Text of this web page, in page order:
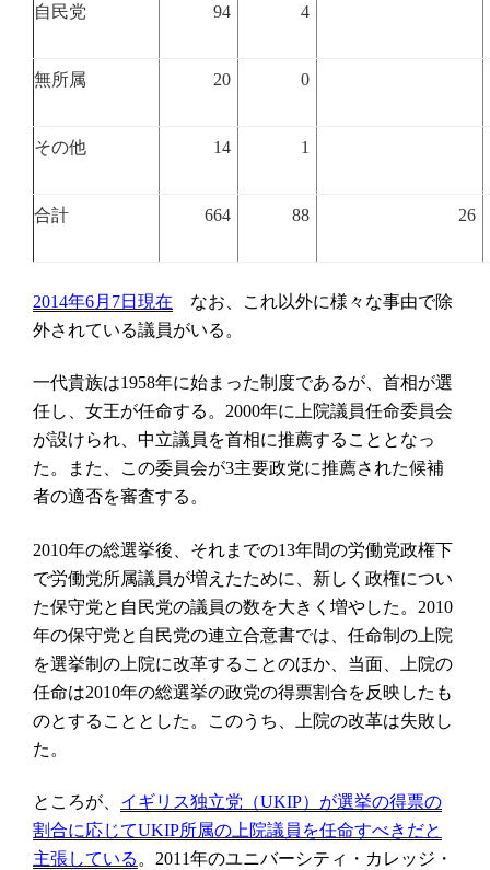
自民党 94 4
無所属 20 0
その他 14 1
合計 664 88 26
2014年6月 7日現在
なお、これ以外に様々な事由で除
外されている議員がいる。
一代貴族は1958年に始まった制度であるが、首相が選
任し、女王が任命する。
2000年に上院議員任命委員会
が設けられ、中立議員を首相に推薦することとなっ
た。また、この委員会が3主要政党に推薦された候補
者の適否を審査する。
2010年の総選挙後、それまでの13年間の労働党政権下
で労働党所属議員が増えたために、新しく政権につい
た保守党と自民党の議員の数を大きく増やした。
2010
年の保守党と自民党の連立合意書では、任命制の上院
を選挙制の上院に改革することのほか、当面、上院の
任命は2010年の総選挙の政党の得票割合を反映したも
のとすることとした。このうち、上院の改革は失敗し
た。
ところが、 イギリス独立党（UKIP）が選挙の得票の
割合に応じてUKIP所属の上院議員を任命すべきだと
主張している。 2011年のユニバーシティ・カレッジ・